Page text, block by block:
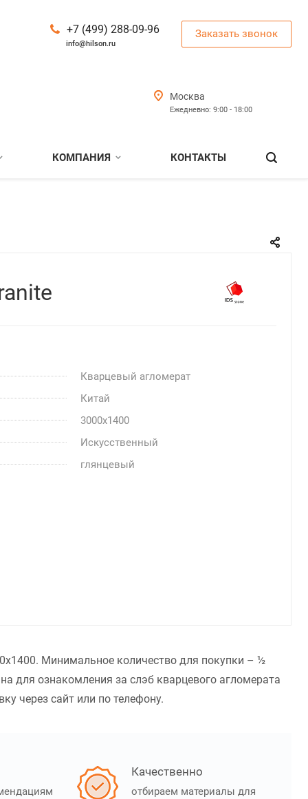
+7 (499) 288-09-96
info@hilson.ru
Заказать звонок
Москва
Ежедневно: 9:00 - 18:00
КОМПАНИЯ КОНТАКТЫ
Кварцевый агломерат
Китай
3000x1400
Искусственный
глянцевый
Минимальное количество для покупки – ½
для ознакомления за слэб кварцевого агломерата
через сайт или по телефону.
Качественно
отбираем материалы для